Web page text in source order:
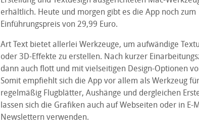
erhältlich. Heute und morgen gibt es die App noch zum
Einführungspreis von 29,99 Euro.
Art Text bietet allerlei Werkzeuge, um aufwändige
oder 3D-Effekte zu erstellen. Nach kurzer
dann auch flott und mit vielseitigen Design-Optionen
Somit empfiehlt sich die App vor allem als Werkzeug
regelmäßig Flugblätter, Aushänge und dergleichen
lassen sich die Grafiken auch auf Webseiten oder in E-
Newslettern verwenden.